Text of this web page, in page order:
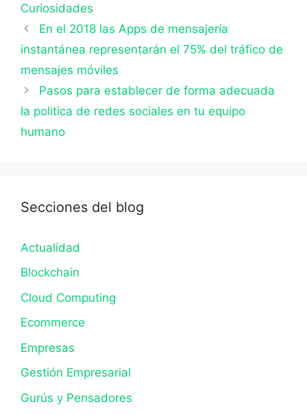
Curiosidades
En el 2018 las Apps de mensajería
instantánea representarán el 75% del tráfico de
mensajes móviles
Pasos para establecer de forma adecuada
la politica de redes sociales en tu equipo
humano
Secciones del blog
Actualidad
Blockchain
Cloud Computing
Ecommerce
Empresas
Gestión Empresarial
Gurús y Pensadores